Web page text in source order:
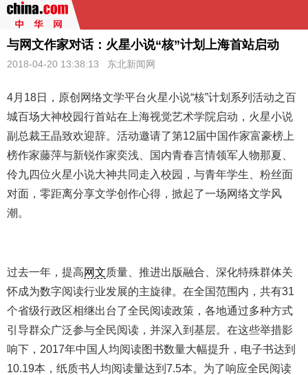
与网文作家对话：火星小说“核”计划上海首站启动
2018-04-20 13:38:13 东北新闻网
4月18日，原创网络文学平台火星小说“核”计划系列活动之百
城百场大神校园行首站在上海视觉艺术学院启动，火星小说
副总裁王晶致欢迎辞。活动邀请了第12届中国作家富豪榜上
榜作家藤萍与新锐作家奕浅、国内青春言情领军人物那夏、
伶九四位火星小说大神共同走入校园，与青年学生、粉丝面
对面，零距离分享文学创作心得，掀起了一场网络文学风
潮。
过去一年，提高网文质量、推进出版融合、深化特殊群体关
怀成为数字阅读行业发展的主旋律。在全国范围内，共有31
个省级行政区相继出台了全民阅读政策，各地通过多种方式
引导群众广泛参与全民阅读，并深入到基层。在这些举措影
响下，2017年中国人均阅读图书数量大幅提升，电子书达到
10.19本，纸质书人均阅读量达到7.5本。为了响应全民阅读